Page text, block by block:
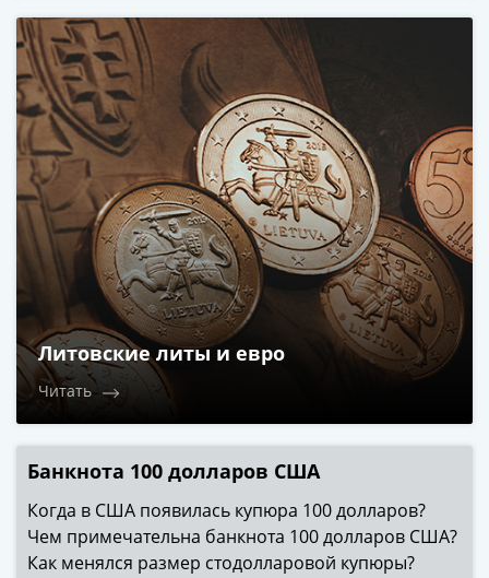
лоты
Другие
страны
Банкноты
СССР
1917
1923
1917
1918
1920гг
1921
1922
1932
1934
1937
1938
Литовские литы и евро
Читать
Банкнота 100 долларов США
Когда в США появилась купюра 100 долларов?
Чем примечательна банкнота 100 долларов США?
Как менялся размер стодолларовой купюры?